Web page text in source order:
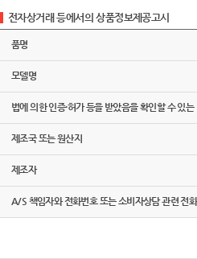
전자상거래 등에서의 상품정보제공고시
품명
모델명
법에 의한 인증·허가 등을 받았음을 확인할 수 있
제조국 또는 원산지
제조자
A/S 책임자와 전화번호 또는 소비자상담 관련 전